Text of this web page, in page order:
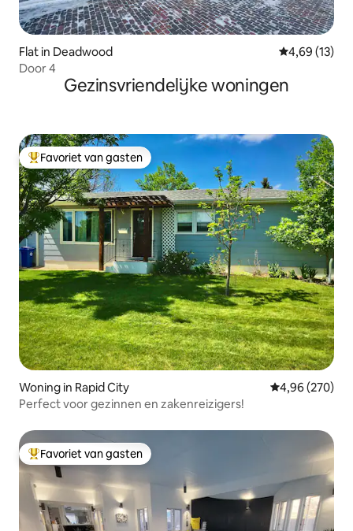
Flat in Deadwood Gemiddelde
4,69 (13)
Door 4
Gezinsvriendelijke woningen
Topfavoriet van gasten
Favoriet van gasten
Woning in Rapid City Gemiddelde
4,96 (270)
Perfect voor gezinnen en zakenreizigers!
Topfavoriet van gasten
Favoriet van gasten